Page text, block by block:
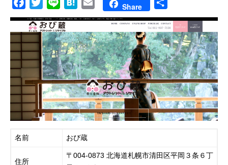
a
c
e
o
o
k
w
i
t
t
e
r
i
n
e
a
e
n
a
m
i
l
Share
有
名前 おび蔵
住所
〒004-0873 北海道札幌市清田区平岡３条６丁